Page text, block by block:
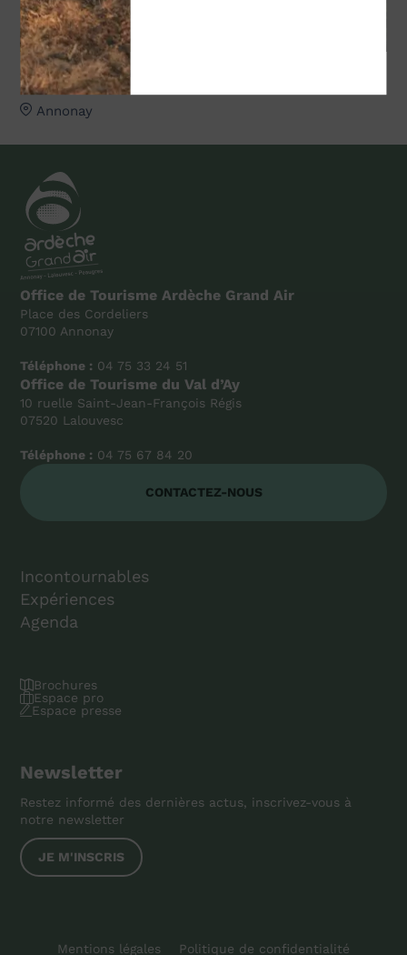
Jeu de piste numérique - Le Plan Perdu de
l’Inventeur
Annonay
Office de Tourisme Ardèche Grand Air
Place des Cordeliers
07100 Annonay
Téléphone : 04 75 33 24 51
Office de Tourisme du Val d’Ay
10 ruelle Saint-Jean-François Régis
07520 Lalouvesc
Téléphone : 04 75 67 84 20
CONTACTEZ-NOUS
Incontournables
Expériences
Agenda
Brochures
Espace pro
Espace presse
Newsletter
Restez informé des dernières actus, inscrivez-vous à
notre newsletter
JE M'INSCRIS
Mentions légales Politique de confidentialité